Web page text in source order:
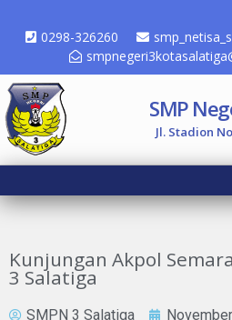
0298-326260
SMP
Jl. Stadion
Kunjungan Akpol
3 Salatiga
SMPN 3 Salatiga